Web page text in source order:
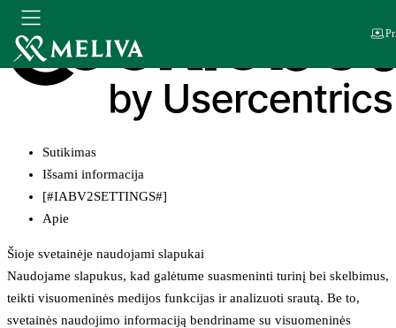
Sutikimas
Išsami informacija
[#IABV2SETTINGS#]
Apie
Šioje svetainėje naudojami slapukai
Naudojame slapukus, kad galėtume suasmeninti turinį bei skelbimus,
teikti visuomeninės medijos funkcijas ir analizuoti srautą. Be to,
svetainės naudojimo informaciją bendriname su visuomeninės